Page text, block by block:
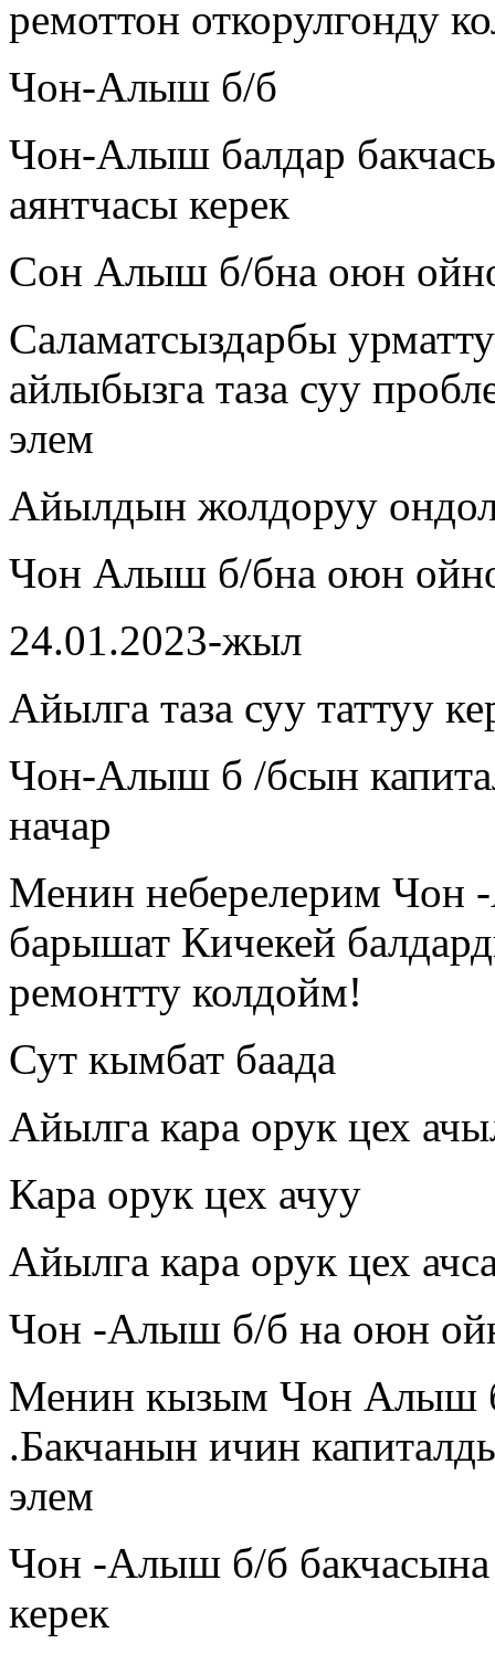
ремоттон откорулгонду
Чон-Алыш б/б
Чон-Алыш балдар
аянтчасы керек
Сон Алыш б/бна оюн
Саламатсыздарбы
айлыбызга таза суу
элем
Айылдын жолдоруу
Чон Алыш б/бна оюн
24.01.2023-жыл
Айылга таза суу таттуу
Чон-Алыш б /бсын
начар
Менин неберелерим Чон
барышат Кичекей
ремонтту колдойм!
Сут кымбат баада
Айылга кара орук цех
Кара орук цех ачуу
Айылга кара орук цех
Чон -Алыш б/б на оюн
Менин кызым Чон Алыш
.Бакчанын ичин
элем
Чон -Алыш б/б бакчасына
керек